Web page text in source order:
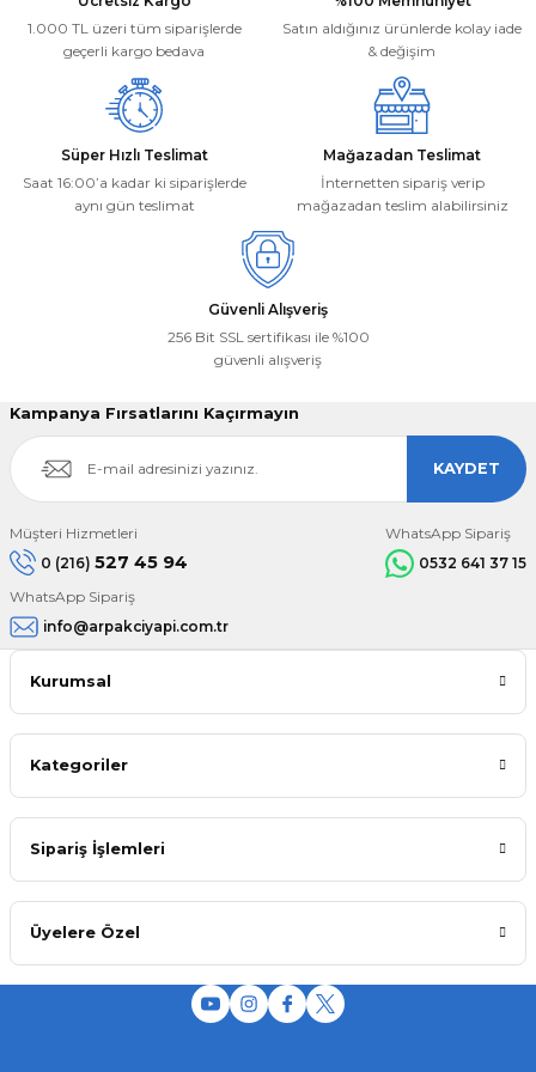
Ürün fiyatı diğer sitelerden daha pahalı.
Bu ürüne benzer farklı alternatifler olmalı.
1.000 TL üzeri tüm siparişlerde
geçerli kargo bedava
Satın aldığınız ürünlerde kolay iade
& değişim
Süper Hızlı Teslimat
Saat 16:00’a kadar ki siparişlerde
aynı gün teslimat
Mağazadan Teslimat
İnternetten sipariş verip
mağazadan teslim alabilirsiniz
Güvenli Alışveriş
256 Bit SSL sertifikası ile %100
güvenli alışveriş
Kampanya Fırsatlarını Kaçırmayın
KAYDET
Müşteri Hizmetleri
0 (216) 527 45 94
WhatsApp Sipariş
0532 641 37 15
WhatsApp Sipariş
info@arpakciyapi.com.tr
Kurumsal
Kategoriler
Sipariş İşlemleri
Üyelere Özel